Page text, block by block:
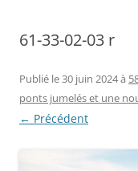
61-33-02-03 r
Publié le30 juin 2024à
ponts jumelés et une
← Précédent